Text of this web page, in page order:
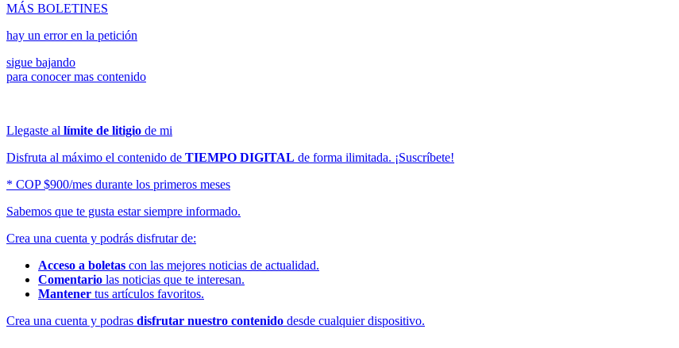
MÁS BOLETINES
hay un error en la petición
sigue bajando
para conocer mas contenido
Llegaste al límite de litigio de mi
Disfruta al máximo el contenido de TIEMPO DIGITAL de forma ilimitada. ¡Suscríbete!
* COP $900/mes durante los primeros meses
Sabemos que te gusta estar siempre informado.
Crea una cuenta y podrás disfrutar de:
Acceso a boletas con las mejores noticias de actualidad.
Comentario las noticias que te interesan.
Mantener tus artículos favoritos.
Crea una cuenta y podras disfrutar nuestro contenido desde cualquier dispositivo.